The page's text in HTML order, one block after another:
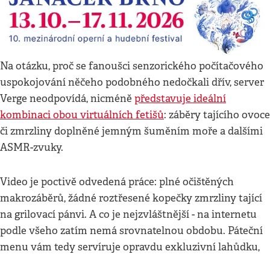
Na otázku, proč se fanoušci senzorického počítačového
uspokojování něčeho podobného nedočkali dřív, server
Verge neodpovídá, nicméně představuje ideální
kombinaci obou virtuálních fetišů: záběry tajícího ovoce
či zmrzliny doplněné jemným šuměním moře a dalšími
ASMR-zvuky.
Video je poctivě odvedená práce: plné očištěných
makrozáběrů, žádné roztřesené kopečky zmrzliny tající
na grilovací pánvi. A co je nejzvláštnější - na internetu
podle všeho zatím nemá srovnatelnou obdobu. Páteční
menu vám tedy servíruje opravdu exkluzivní lahůdku,